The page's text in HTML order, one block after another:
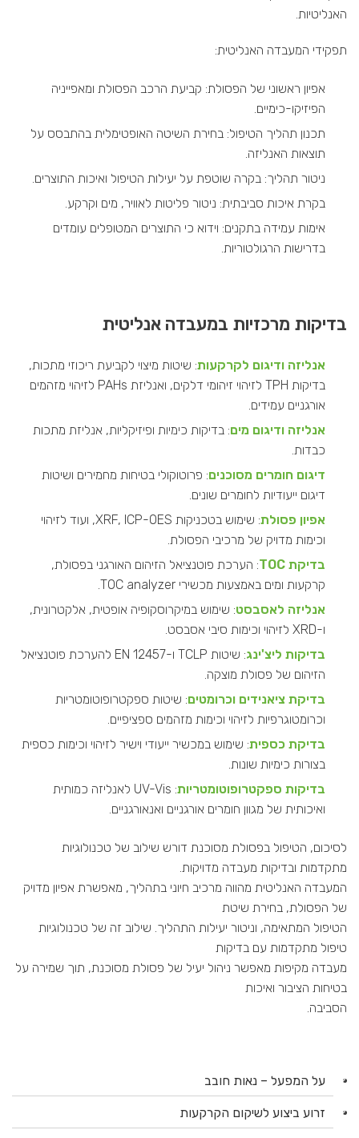
האנליטיות.
תפקידי המעבדה האנליטית:
אפיון ראשוני של הפסולת: קביעת הרכב הפסולת ומאפייניה
הפיזיקו-כימיים.
תכנון תהליך הטיפול: בחירת השיטה האופטימלית בהתבסס על
תוצאות האנליזה.
ניטור תהליך: בקרה שוטפת על יעילות הטיפול ואיכות התוצרים.
בקרת איכות סביבתית: ניטור פליטות לאוויר, מים וקרקע.
אימות עמידה בתקנים: וידוא כי התוצרים המטופלים עומדים
בדרישות הרגולטוריות.
בדיקות מרכזיות במעבדה אנליטית
אנליזה ודיגום לקרקעות: שיטות מיצוי לקביעת ריכוזי מתכות,
בדיקות TPH לזיהוי זיהומי דלקים, ואנליזת PAHs לזיהוי מזהמים
אורגניים עמידים.
אנליזה ודיגום מים: בדיקות כימיות ופיזיקליות, אנליזת מתכות
כבדות.
דיגום חומרים מסוכנים: פרוטוקולי בטיחות מחמירים ושיטות
דיגום ייעודיות לחומרים שונים.
אפיון פסולת
: שימוש בטכניקות XRF, ICP-OES, ועוד לזיהוי
וכימות מדויק של מרכיבי הפסולת.
בדיקת TOC
: הערכת פוטנציאל הזיהום האורגני בפסולת,
קרקעות ומים באמצעות מכשירי TOC analyzer.
אנליזה לאסבסט: שימוש במיקרוסקופיה אופטית, אלקטרונית,
ו-XRD לזיהוי וכימות סיבי אסבסט.
בדיקות ליצ'ינג
: שיטות TCLP ו-EN 12457 להערכת פוטנציאל
הזיהום של פסולת מוצקה.
בדיקת ציאנידים וכרומטים: שיטות ספקטרופוטומטריות
וכרומטוגרפיות לזיהוי וכימות מזהמים ספציפיים.
בדיקת כספית: שימוש במכשיר ייעודי וישיר לזיהוי וכימות כספית
בצורות כימיות שונות.
בדיקות ספקטרופוטומטריות
: UV-Vis לאנליזה כמותית
ואיכותית של מגוון חומרים אורגניים ואנאורגניים.
לסיכום, הטיפול בפסולת מסוכנת דורש שילוב של טכנולוגיות
מתקדמות ובדיקות מעבדה מדויקות.
המעבדה האנליטית מהווה מרכיב חיוני בתהליך, מאפשרת אפיון מדויק
של הפסולת, בחירת שיטת
הטיפול המתאימה, וניטור יעילות התהליך. שילוב זה של טכנולוגיות
טיפול מתקדמות עם בדיקות
מעבדה מקיפות מאפשר ניהול יעיל של פסולת מסוכנת, תוך שמירה על
בטיחות הציבור ואיכות
הסביבה.
על המפעל – נאות חובב
זרוע ביצוע לשיקום הקרקעות